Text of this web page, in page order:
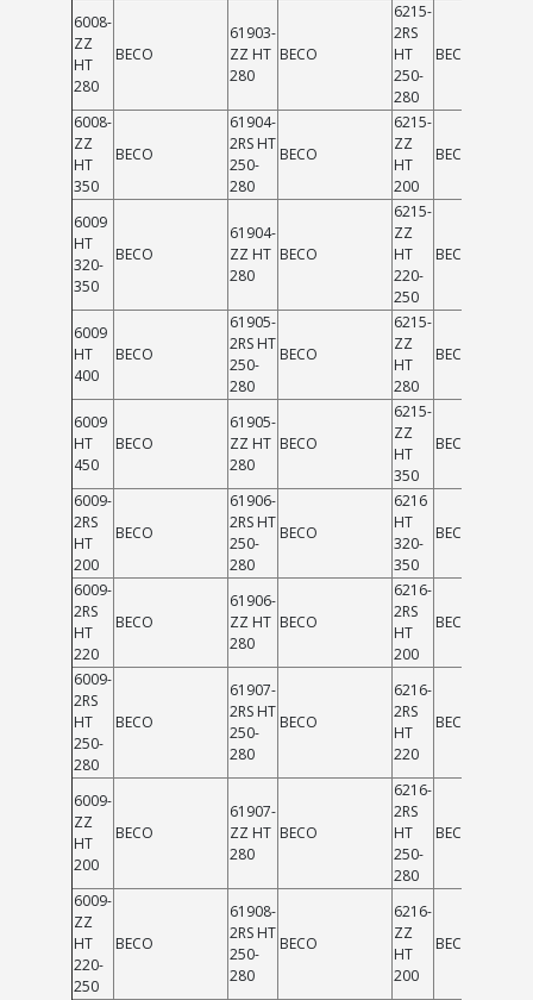
6008-
ZZ
HT
280
BECO
61903-
ZZ HT
280
BECO
6215-
2RS
HT
250-
280
BECO
6008-
ZZ
HT
350
BECO
61904-
2RS HT
250-
280
BECO
6215-
ZZ
HT
200
BECO
6009
HT
320-
350
BECO
61904-
ZZ HT
280
BECO
6215-
ZZ
HT
220-
250
BECO
6009
HT
400
BECO
61905-
2RS HT
250-
280
BECO
6215-
ZZ
HT
280
BECO
6009
HT
450
BECO
61905-
ZZ HT
280
BECO
6215-
ZZ
HT
350
BECO
6009-
2RS
HT
200
BECO
61906-
2RS HT
250-
280
BECO
6216
HT
320-
350
BECO
6009-
2RS
HT
220
BECO
61906-
ZZ HT
280
BECO
6216-
2RS
HT
200
BECO
6009-
2RS
HT
250-
280
BECO
61907-
2RS HT
250-
280
BECO
6216-
2RS
HT
220
BECO
6009-
ZZ
HT
200
BECO
61907-
ZZ HT
280
BECO
6216-
2RS
HT
250-
280
BECO
6009-
ZZ
HT
220-
250
BECO
61908-
2RS HT
250-
280
BECO
6216-
ZZ
HT
200
BECO